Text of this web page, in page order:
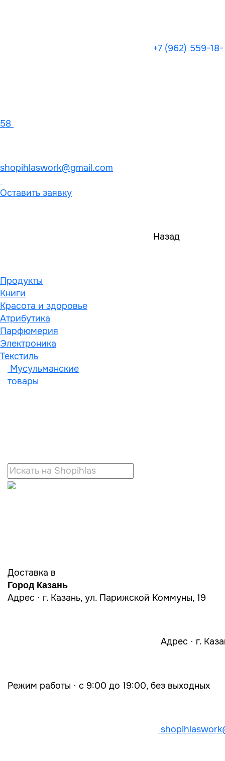
+7 (962) 559-18-
58
shopihlaswork@gmail.com
Оставить заявку
Назад
Продукты
Книги
Красота и здоровье
Атрибутика
Парфюмерия
Электроника
Текстиль
Мусульманские
товары
Доставка в
Город Казань
Адрес · г. Казань, ул. Парижской Коммуны, 19
Адрес · г.
Режим работы · с 9:00 до 19:00, без выходных